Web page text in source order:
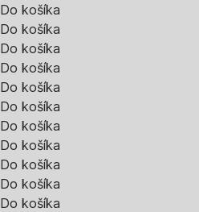
Do košíka
Do košíka
Do košíka
Do košíka
Do košíka
Do košíka
Do košíka
Do košíka
Do košíka
Do košíka
Do košíka